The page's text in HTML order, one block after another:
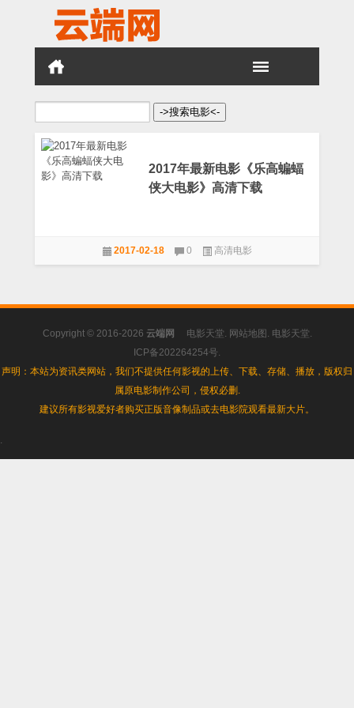
搜
2017年最新电影《乐高蝙蝠
侠大电影》高清下载
2017-02-18 0 高清电影
Copyright © 2016-2026 云端网 电影天堂 网站地图 电影天堂
ICP备202264254号
声明：本站为资讯类网站，我们不提供任何影视的上传、下载、存储、播放，版权归
属原电影制作公司，侵权必删.
建议所有影视爱好者购买正版音像制品或去电影院观看最新大片。